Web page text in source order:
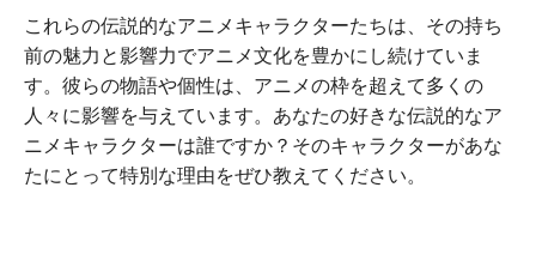
これらの伝説的なアニメキャラクターたちは、その持ち
前の魅力と影響力でアニメ文化を豊かにし続けていま
す。彼らの物語や個性は、アニメの枠を超えて多くの
人々に影響を与えています。あなたの好きな伝説的なア
ニメキャラクターは誰ですか？そのキャラクターがあな
たにとって特別な理由をぜひ教えてください。